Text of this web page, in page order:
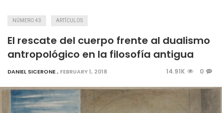
NÚMERO 43 ARTÍCULOS
El rescate del cuerpo frente al dualismo
antropológico en la filosofía antigua
DANIEL SICERONE, FEBRUARY 1, 2018 14.91K 0